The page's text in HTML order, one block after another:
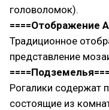
головоломок).
====Отображение
Традиционное
представление
Рогалики содержат
состоящие из